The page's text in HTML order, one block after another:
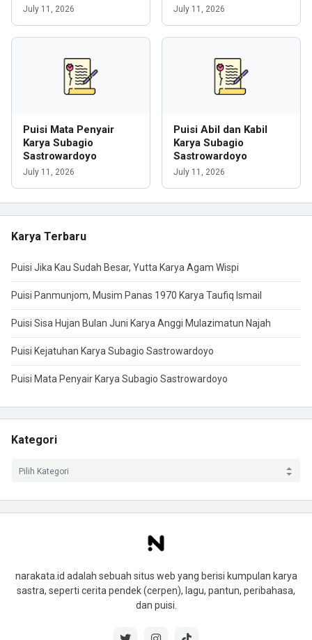
July 11, 2026 July 11, 2026
Puisi Mata Penyair
Karya Subagio
Sastrowardoyo
July 11, 2026
Puisi Abil dan Kabil
Karya Subagio
Sastrowardoyo
July 11, 2026
Karya Terbaru
Puisi Jika Kau Sudah Besar, Yutta Karya Agam Wispi
Puisi Panmunjom, Musim Panas 1970 Karya Taufiq Ismail
Puisi Sisa Hujan Bulan Juni Karya Anggi Mulazimatun Najah
Puisi Kejatuhan Karya Subagio Sastrowardoyo
Puisi Mata Penyair Karya Subagio Sastrowardoyo
Kategori
narakata.id adalah sebuah situs web yang berisi kumpulan karya
sastra, seperti cerita pendek (cerpen), lagu, pantun, peribahasa,
dan puisi.